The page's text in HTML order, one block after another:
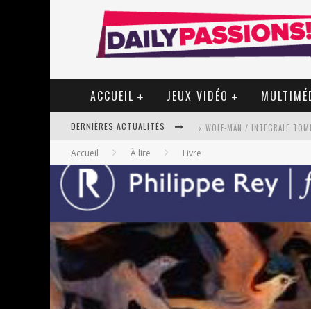
ACCUEIL JEUX VIDÉO
DERNIÈRES ACTUALITÉS « WOLF-MAN / INTEGRALE
« MON VILLAGE RÉVOLTÉ » -
STAR FOX
PSYRIVER 2026 : LA MAGIE
« MOFUSAND / PARLER
Accueil À lire Livre